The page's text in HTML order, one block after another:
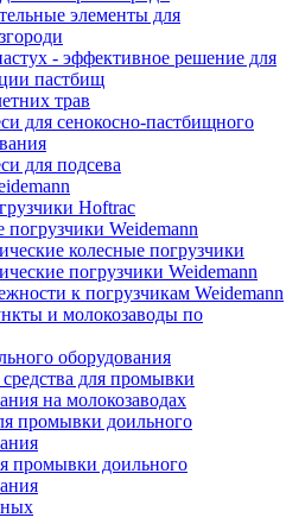
элементы для
- эффективное решение для
пастбищ
трав
для сенокосно-пастбищного
для подсева
Hoftraс
погрузчики Weidemann
колесные погрузчики
погрузчики Weidemann
к погрузчикам Weidemann
и молокозаводы по
оборудования
для промывки
на молокозаводах
промывки доильного
промывки доильного